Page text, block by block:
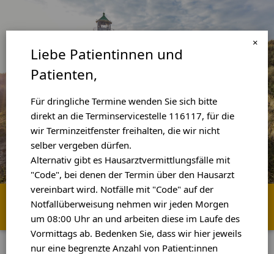
Startseite Praxisbesuch Leistungen
Über uns
Service
Impressum
×
Liebe Patientinnen und
Patienten,
Für dringliche Termine wenden Sie sich bitte
direkt an die Terminservicestelle 116117, für die
wir Terminzeitfenster freihalten, die wir nicht
selber vergeben dürfen.
Alternativ gibt es Hausarztvermittlungsfälle mit
"Code", bei denen der Termin über den Hausarzt
vereinbart wird. Notfälle mit "Code" auf der
Notfallüberweisung nehmen wir jeden Morgen
um 08:00 Uhr an und arbeiten diese im Laufe des
Vormittags ab. Bedenken Sie, dass wir hier jeweils
nur eine begrenzte Anzahl von Patient:innen